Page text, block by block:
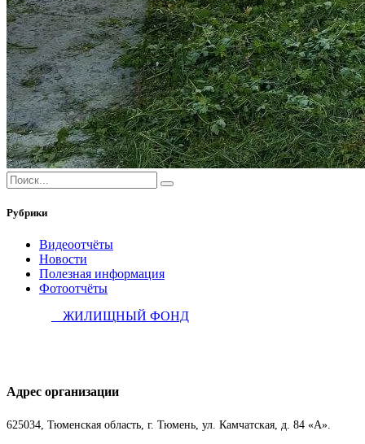
Рубрики
Видеоотчёты
Новости
Полезная информация
Фотоотчёты
ЖИЛИЩНЫЙ ФОНД
Адрес организации
625034, Тюменская область, г. Тюмень, ул. Камчатская, д. 84 «А».